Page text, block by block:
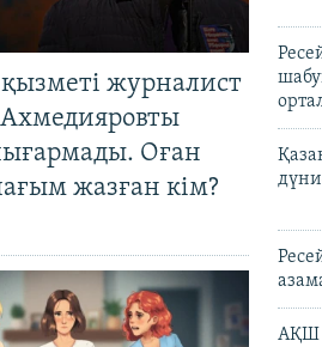
журналист
Оған
жазған кім?
АҚШ